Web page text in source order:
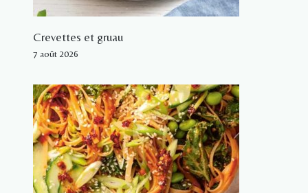
Crevettes et gruau
7 août 2026